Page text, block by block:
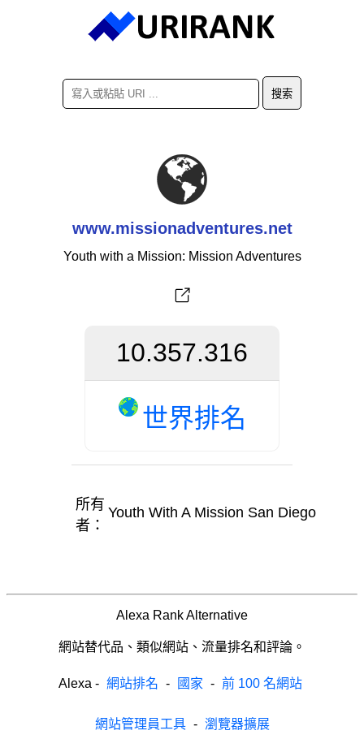
www.missionadventures.net
Youth with a Mission: Mission Adventures
10.357.316
世界排名
所有
者：
Youth With A Mission San Diego
Alexa Rank Alternative
網站替代品、類似網站、流量排名和評論。
Alexa - 網站排名 - 國家 - 前 100 名網站
網站管理員工具 - 瀏覽器擴展